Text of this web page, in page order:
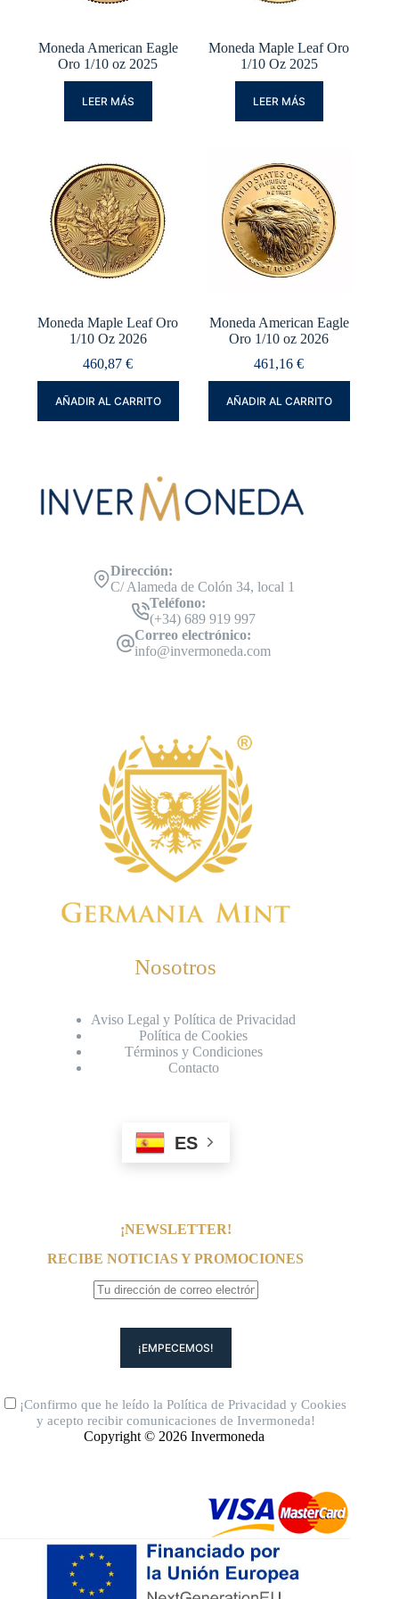
Moneda American Eagle
Oro 1/10 oz 2025
LEER MÁS
Moneda Maple Leaf Oro
1/10 Oz 2025
LEER MÁS
Moneda Maple Leaf Oro
1/10 Oz 2026
460,87€
AÑADIR AL CARRITO
Moneda American Eagle
Oro 1/10 oz 2026
461,16€
AÑADIR AL CARRITO
Dirección:
C/ Alameda de Colón 34, local 1
Teléfono:
(+34) 689 919 997
Correo electrónico:
info@invermoneda.com
Nosotros
Aviso Legal y Política de Privacidad
Política de Cookies
Términos y Condiciones
Contacto
ES
¡NEWSLETTER!
RECIBE NOTICIAS Y PROMOCIONES
¡Confirmo que he leído laPolítica de Privacidad yCookies
y acepto recibir comunicaciones de Invermoneda!
Copyright © 2026 Invermoneda